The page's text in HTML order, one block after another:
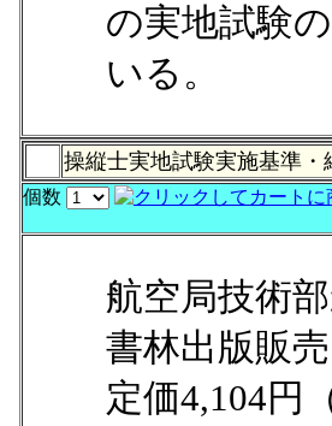
の実地試験
いる。
操縦士実地試験実施基準・
個数
航空局技術
書林出版販売
定価4,104円